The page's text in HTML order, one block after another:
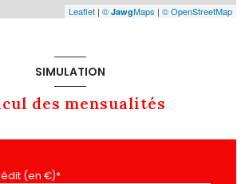
Leaflet | © JawgMaps | © OpenStreetMap
SIMULATION
des mensualités
(en €)*